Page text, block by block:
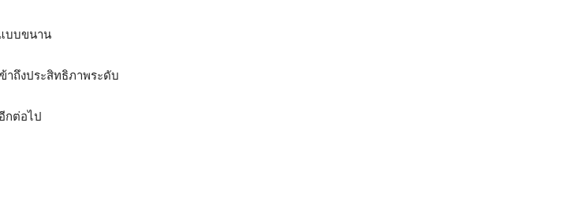
บบขนาน
าถึงประสิทธิภาพระดับ
กต่อไป